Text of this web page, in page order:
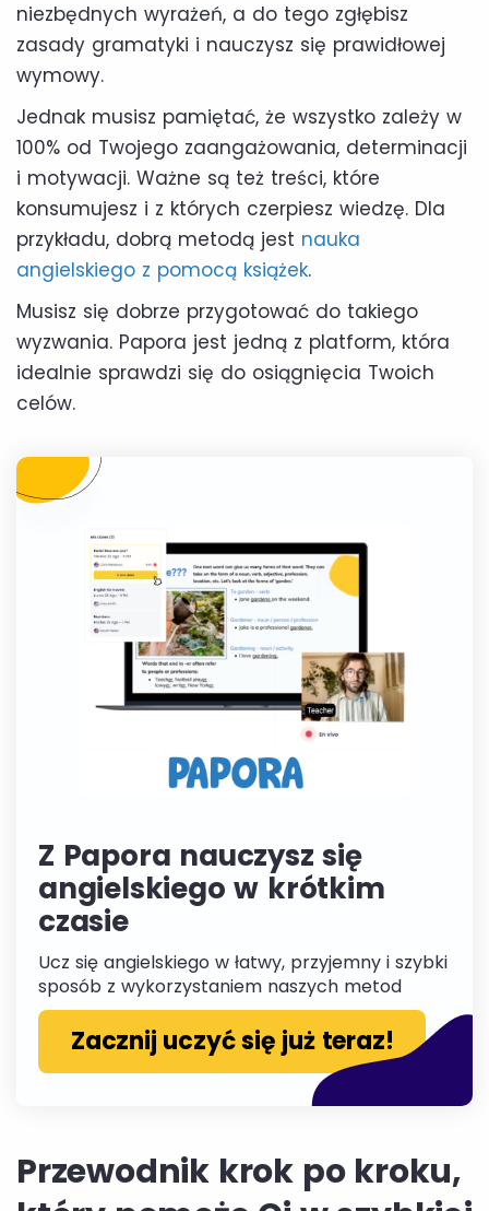
niezbędnych wyrażeń, a do tego zgłębisz
zasady gramatyki i nauczysz się prawidłowej
wymowy.
Jednak musisz pamiętać, że wszystko zależy w
100% od Twojego zaangażowania, determinacji
i motywacji. Ważne są też treści, które
konsumujesz i z których czerpiesz wiedzę. Dla
przykładu, dobrą metodą jest nauka
angielskiego z pomocą książek.
Musisz się dobrze przygotować do takiego
wyzwania. Papora jest jedną z platform, która
idealnie sprawdzi się do osiągnięcia Twoich
celów.
Z Papora nauczysz się
angielskiego w krótkim
czasie
Ucz się angielskiego w łatwy, przyjemny i szybki
sposób z wykorzystaniem naszych metod
Zacznij uczyć się już teraz!
Przewodnik krok po kroku,